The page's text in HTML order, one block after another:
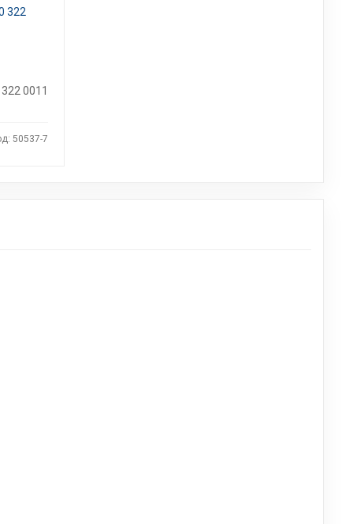
322
0011
50537-7